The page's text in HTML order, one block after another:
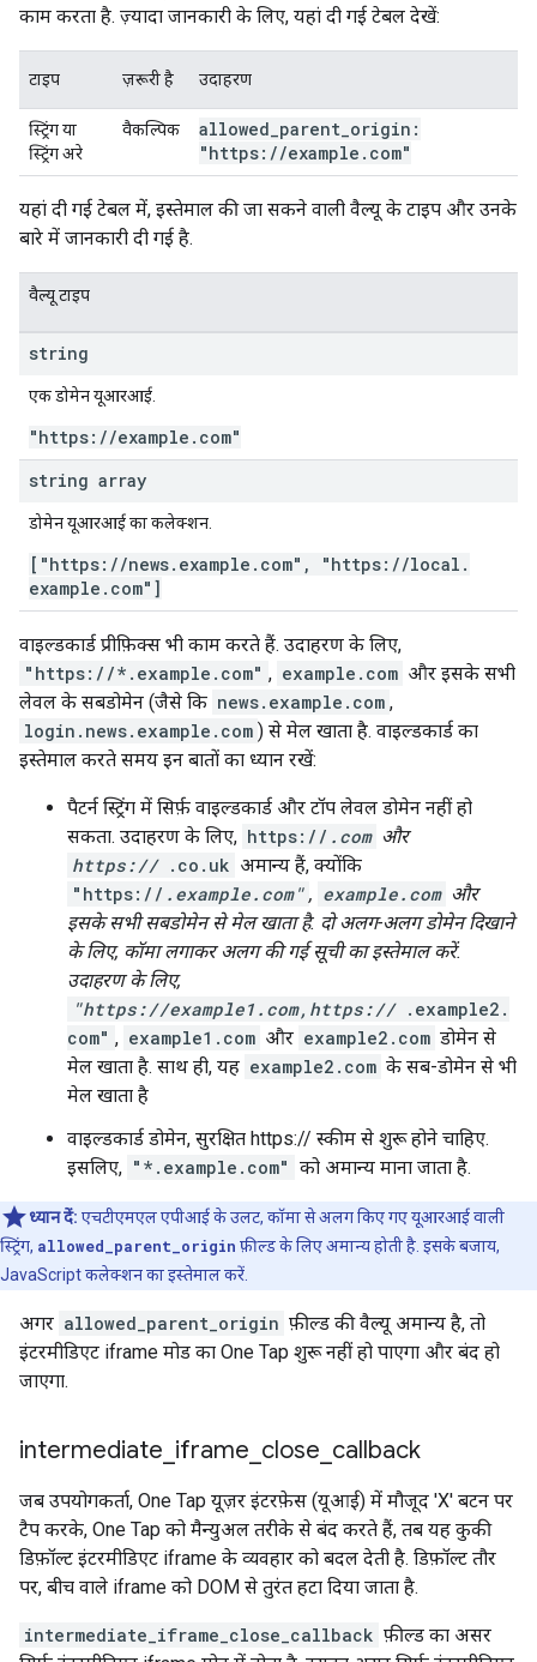
काम करता है. ज़्यादा जानकारी के लिए, यहां दी गई टेबल देखें:
टाइप ज़रूरी है उदाहरण
स्ट्रिंग या
स्ट्रिंग अरे
वैकल्पिक allowed parent origin:
"https: //example . com"
यहां दी गई टेबल में, इस्तेमाल की जा सकने वाली वैल्यू के टाइप और उनके
बारे में जानकारी दी गई है.
वैल्यू टाइप
string
एक डोमेन यूआरआई.
"https: //example . com"
string array
डोमेन यूआरआई का कलेक्शन.
["https: //news. example . com" , "https: //local .
example . com"]
वाइल्डकार्ड प्रीफ़िक्स भी काम करते हैं. उदाहरण के लिए,
"https://*.example.com" , example.com और इसके सभी
लेवल के सबडोमेन (जैसे कि news.example.com ,
login.news.example.com ) से मेल खाता है. वाइल्डकार्ड का
इस्तेमाल करते समय इन बातों का ध्यान रखें:
पैटर्न स्ट्रिंग में सिर्फ़ वाइल्डकार्ड और टॉप लेवल डोमेन नहीं हो
सकता. उदाहरण के लिए, https:// .com और
https:// .co.uk अमान्य हैं, क्योंकि
"https:// .example.com" , example.com और
इसके सभी सबडोमेन से मेल खाता है. दो अलग-अलग डोमेन दिखाने
के लिए, कॉमा लगाकर अलग की गई सूची का इस्तेमाल करें.
उदाहरण के लिए,
"https://example1.com,https:// .example2.
com" , example1.com और example2.com डोमेन से
मेल खाता है. साथ ही, यह example2.com के सब-डोमेन से भी
मेल खाता है
वाइल्डकार्ड डोमेन, सुरक्षित https:// स्कीम से शुरू होने चाहिए.
इसलिए, "*.example.com" को अमान्य माना जाता है.
ध्यान दें: एचटीएमएल एपीआई के उलट, कॉमा से अलग किए गए यूआरआई वाली
स्ट्रिंग, allowed_parent_origin फ़ील्ड के लिए अमान्य होती है. इसके बजाय,
JavaScript कलेक्शन का इस्तेमाल करें.
अगर allowed_parent_origin फ़ील्ड की वैल्यू अमान्य है, तो
इंटरमीडिएट iframe मोड का One Tap शुरू नहीं हो पाएगा और बंद हो
जाएगा.
intermediate iframe close callback
जब उपयोगकर्ता, One Tap यूज़र इंटरफ़ेस (यूआई) में मौजूद 'X' बटन पर
टैप करके, One Tap को मैन्युअल तरीके से बंद करते हैं, तब यह कुकी
डिफ़ॉल्ट इंटरमीडिएट iframe के व्यवहार को बदल देती है. डिफ़ॉल्ट तौर
पर, बीच वाले iframe को DOM से तुरंत हटा दिया जाता है.
intermediate_iframe_close_callback फ़ील्ड का असर